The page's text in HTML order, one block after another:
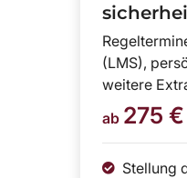
(LMS),
weitere
ab 275 €
Stellung